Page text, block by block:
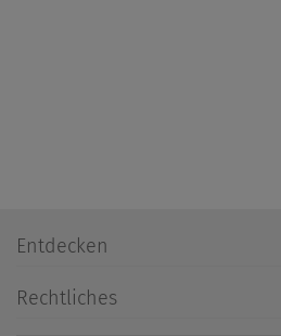
Entdecken
Öffnungszeiten
Rechtliches